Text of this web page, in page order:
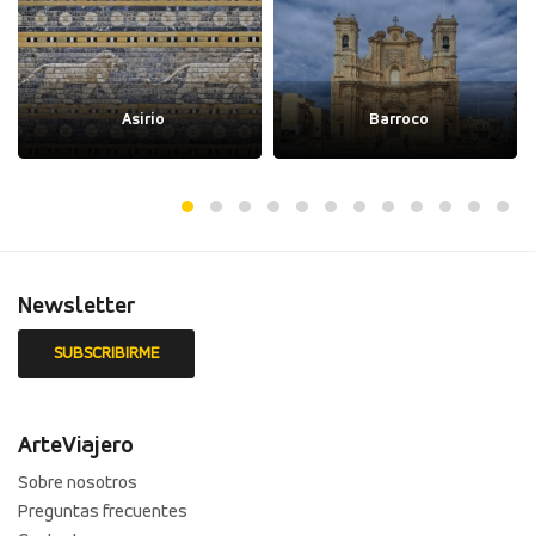
Asirio Barroco
Newsletter
ArteViajero
Sobre nosotros
Preguntas frecuentes